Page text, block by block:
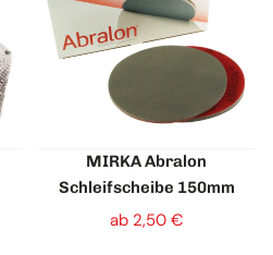
MIRKA Abralon
Schleifscheibe 150mm
ab 2,50 €